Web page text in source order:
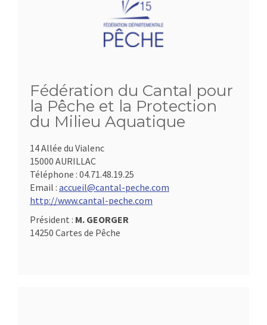
Fédération du Cantal pour
la Pêche et la Protection
du Milieu Aquatique
14 Allée du Vialenc
15000 AURILLAC
Téléphone : 04.71.48.19.25
Email : accueil@cantal-peche.com
http://www.cantal-peche.com
Président : M. GEORGER
14250 Cartes de Pêche